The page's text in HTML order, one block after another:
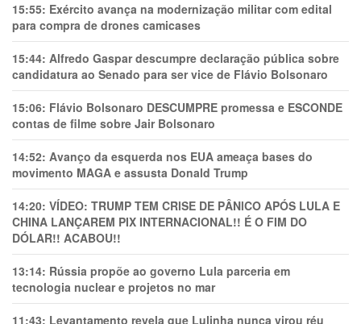
15:55: Exército avança na modernização militar com edital
para compra de drones camicases
15:44: Alfredo Gaspar descumpre declaração pública sobre
candidatura ao Senado para ser vice de Flávio Bolsonaro
15:06: Flávio Bolsonaro DESCUMPRE promessa e ESCONDE
contas de filme sobre Jair Bolsonaro
14:52: Avanço da esquerda nos EUA ameaça bases do
movimento MAGA e assusta Donald Trump
14:20: VÍDEO: TRUMP TEM CRlSE DE PÂNlCO APÓS LULA E
CHINA LANÇAREM PIX INTERNACIONAL!! É O FIM DO
DÓLAR!! ACABOU!!
13:14: Rússia propõe ao governo Lula parceria em
tecnologia nuclear e projetos no mar
11:43: Levantamento revela que Lulinha nunca virou réu